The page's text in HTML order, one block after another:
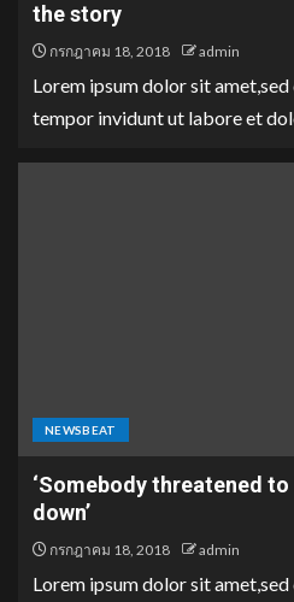
the story
กรกฎาคม 18, 2018 admin
Lorem ipsum dolor sit
tempor invidunt ut labore et
NEWSBEAT
‘Somebody threatened to
down’
กรกฎาคม 18, 2018 admin
Lorem ipsum dolor sit